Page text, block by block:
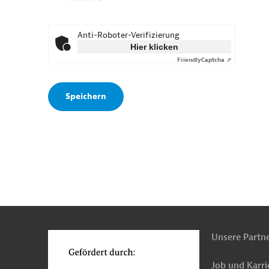
Anti-Roboter-Verifizierung
Hier klicken
FriendlyCaptcha ⇗
Unsere
Job und